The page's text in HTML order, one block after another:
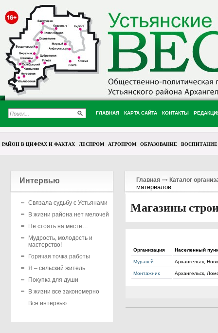
ГЛАВНАЯ КАРТА САЙТА КОНТАКТЫ
РАЙОН В ЦИФРАХ И ФАКТАХ ЛЕСПРОМ АГРОПРОМ ОБРАЗОВАНИЕ ВОСПИТАНИЕ
Интервью
Связала судьбу с Устьянами
В жизни района нет мелочей
Не стоять на месте…
Мудрость, молодость и
мастерство!
Горячая точка работы
Я – сельский житель
Покупка для души
В жизни все закономерно
Все интервью
Главная Каталог
материалов
Магазины
Организация Населенный
Муравей Архангельск,
Монтажник Архангельск,